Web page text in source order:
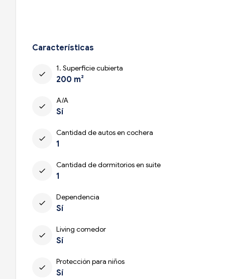
Características
check
1. Superficie cubierta
200 m²
check
A/A
Sí
check
Cantidad de autos en cochera
1
check
Cantidad de dormitorios en suite
1
check
Dependencia
Sí
check
Living comedor
Sí
check
Protección para niños
Sí